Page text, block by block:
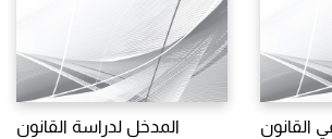
المدخل لدراسة القانون
القانون